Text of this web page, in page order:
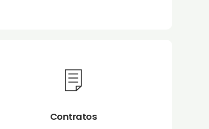
Contratos